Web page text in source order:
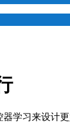
学习来设计